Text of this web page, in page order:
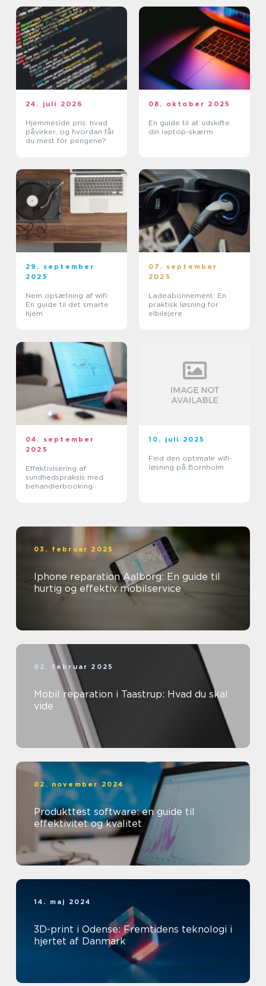
24. juli 2026
Hjemmeside pris: hvad
påvirker, og hvordan får
du mest for pengene?
08. oktober 2025
En guide til at udskifte
din laptop-skærm
29. september
2025
Nem opsætning af wifi:
En guide til det smarte
hjem
07. september
2025
Ladeabonnement: En
praktisk løsning for
elbilejere
04. september
2025
Effektivisering af
sundhedspraksis med
behandlerbooking
10. juli 2025
Find den optimale wifi-
løsning på Bornholm
03. februar 2025
Iphone reparation Aalborg: En guide til
hurtig og effektiv mobilservice
02. februar 2025
Mobil reparation i Taastrup: Hvad du skal
vide
02. november 2024
Produkttest software: en guide til
effektivitet og kvalitet
14. maj 2024
3D-print i Odense: Fremtidens teknologi i
hjertet af Danmark